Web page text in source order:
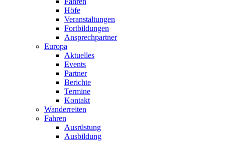
Höfe
Veranstaltungen
Fortbildungen
Ansprechpartner
Europa
Aktuelles
Events
Partner
Berichte
Termine
Kontakt
Wanderreiten
Fahren
Ausrüstung
Ausbildung